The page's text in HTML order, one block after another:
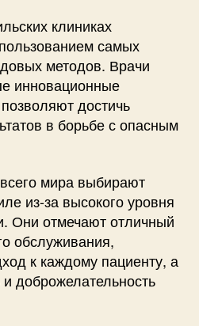
клиниках
самых
методов. Врачи
инновационные
достичь
в борьбе с опасным
мира выбирают
из-за высокого уровня
Они отмечают отличный
обслуживания,
к каждому пациенту, а
доброжелательность